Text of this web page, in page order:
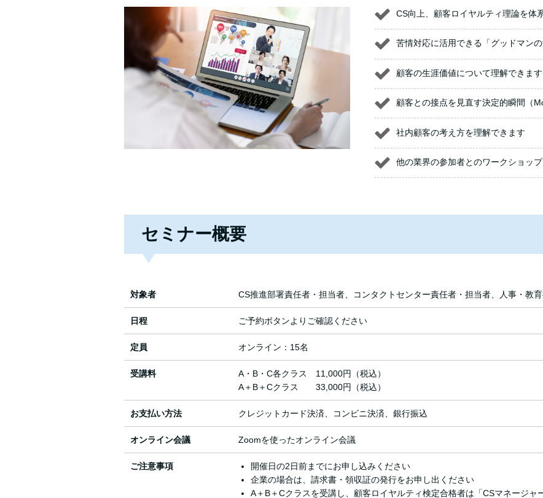
CS向上、顧客ロイヤルティ理論を体
苦情対応に活用できる「グッドマン
顧客の生涯価値について理解できます
顧客との接点を見直す決定的瞬間（
社内顧客の考え方を理解できます
他の業界の参加者とのワークショッ
セミナー概要
対象者 CS推進部署責任者・担当者、コンタクトセンター責任者・担当者、人事・教
日程 ご予約ボタンよりご確認ください
定員 オンライン：15名
受講料
A・B・C各クラス 11,000円（税込）
A＋B＋Cクラス 33,000円（税込）
お支払い方法 クレジットカード決済、コンビニ決済、銀行振込
オンライン会議 Zoomを使ったオンライン会議
ご注意事項
開催日の2日前までにお申し込みください
企業の場合は、請求書・領収証の発行をお申し出ください
A＋B＋Cクラスを受講し、顧客ロイヤルティ検定合格者は「CSマネージャ